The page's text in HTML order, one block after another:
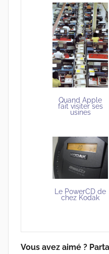
Quand Apple
fait visiter ses
usines
Le PowerCD de
chez Kodak
Vous avez aimé ?